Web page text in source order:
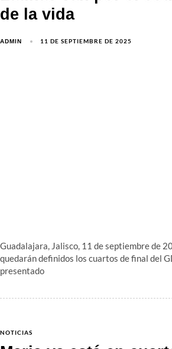
de la vida
ADMIN 11 DE SEPTIEMBRE DE 2025
Guadalajara, Jalisco, 11 de septiembre de
quedarán definidos los cuartos de final del
presentado
NOTICIAS